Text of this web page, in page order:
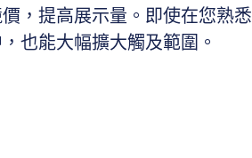
，提高展示量。即使在您熟悉
也能大幅擴大觸及範圍。